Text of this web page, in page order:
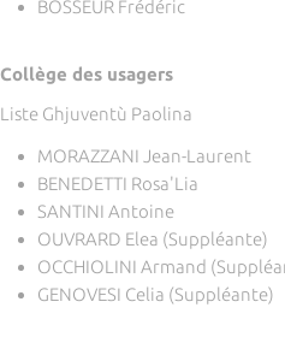
BOSSEUR Frédéric
Collège des usagers
Liste Ghjuventù Paolina
MORAZZANI Jean-Laurent
BENEDETTI Rosa'Lia
SANTINI Antoine
OUVRARD Elea (Suppléante)
OCCHIOLINI Armand
GENOVESI Celia (Suppléante)